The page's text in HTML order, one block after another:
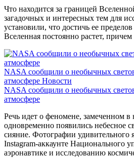
Что находится за границей
загадочных и интересных тем для
установили, что достичь ее
Вселенная постоянно растет,
NASA сообщили о необычных
атмосфере Новости
NASA сообщили о необычных
атмосфере
Речь идет о феномене, замеченном
одновременно появились небесное
сияние. Фотографии удивительного
Instagram-аккаунте Национального
аэронавтике и исследованию